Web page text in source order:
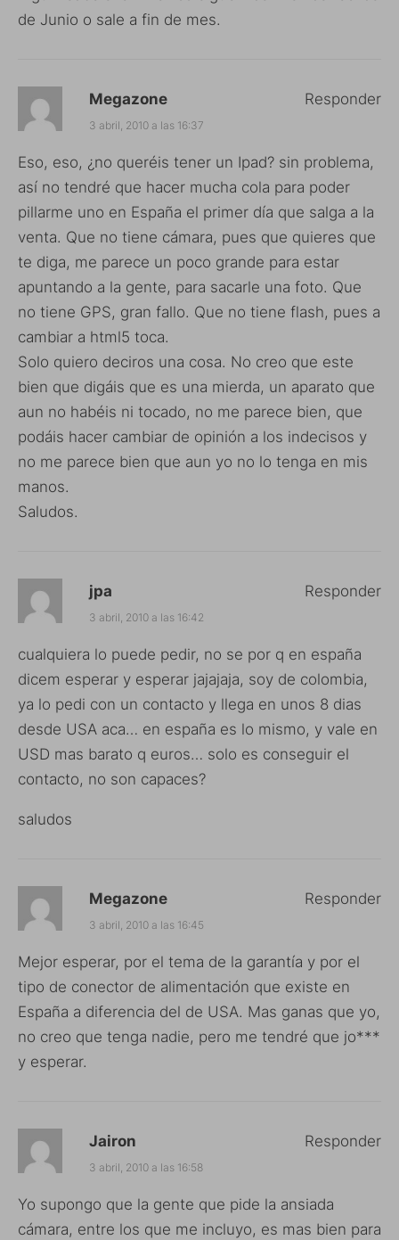
de Junio o sale a fin de mes.
Megazone
3 abril, 2010 a las 16:37
Eso, eso, ¿no queréis tener un Ipad? sin problema,
así no tendré que hacer mucha cola para poder
pillarme uno en España el primer día que salga a la
venta. Que no tiene cámara, pues que quieres que
te diga, me parece un poco grande para estar
apuntando a la gente, para sacarle una foto. Que
no tiene GPS, gran fallo. Que no tiene flash, pues a
cambiar a html5 toca.
Solo quiero deciros una cosa. No creo que este
bien que digáis que es una mierda, un aparato que
aun no habéis ni tocado, no me parece bien, que
podáis hacer cambiar de opinión a los indecisos y
no me parece bien que aun yo no lo tenga en mis
manos.
Saludos.
Responder
jpa
3 abril, 2010 a las 16:42
cualquiera lo puede pedir, no se por q en españa
dicem esperar y esperar jajajaja, soy de colombia,
ya lo pedi con un contacto y llega en unos 8 dias
desde USA aca… en españa es lo mismo, y vale en
USD mas barato q euros… solo es conseguir el
contacto, no son capaces?
saludos
Responder
Megazone
3 abril, 2010 a las 16:45
Mejor esperar, por el tema de la garantía y por el
tipo de conector de alimentación que existe en
España a diferencia del de USA. Mas ganas que yo,
no creo que tenga nadie, pero me tendré que jo***
y esperar.
Responder
Jairon
3 abril, 2010 a las 16:58
Yo supongo que la gente que pide la ansiada
cámara, entre los que me incluyo, es mas bien para
Responder